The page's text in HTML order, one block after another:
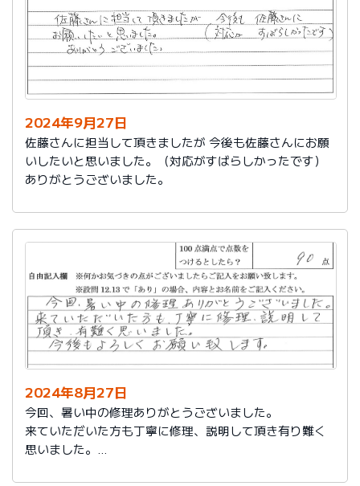
2024年9月27日
佐藤さんに担当して頂きましたが 今後も佐藤さんにお願
いしたいと思いました。（対応がすばらしかったです）
ありがとうございました。
2024年8月27日
今回、暑い中の修理ありがとうございました。
来ていただいた方も丁寧に修理、説明して頂き有り難く
思いました。